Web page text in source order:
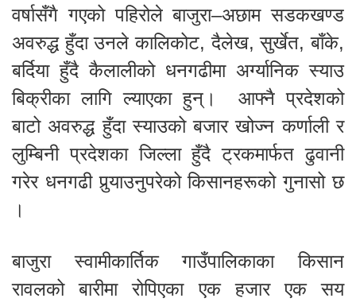
वर्षासँगै गएको पहिरोले बाजुरा–अछाम सडकखण्ड
अवरुद्ध हुँदा उनले कालिकोट, दैलेख, सुर्खेत, बाँके,
बर्दिया हुँदै कैलालीको धनगढीमा अर्ग्यानिक स्याउ
बिक्रीका लागि ल्याएका हुन्। आफ्नै प्रदेशको
बाटो अवरुद्ध हुँदा स्याउको बजार खोज्न कर्णाली र
लुम्बिनी प्रदेशका जिल्ला हुँदै ट्रकमार्फत ढुवानी
गरेर धनगढी पुर्‍याउनुपरेको किसानहरूको गुनासो छ
।
बाजुरा स्वामीकार्तिक गाउँपालिकाका किसान
रावलको बारीमा रोपिएका एक हजार एक सय